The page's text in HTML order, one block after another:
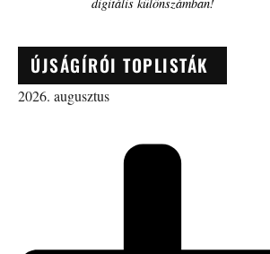
digitális különszámban!
ÚJSÁGÍRÓI TOPLISTÁK
2026. augusztus